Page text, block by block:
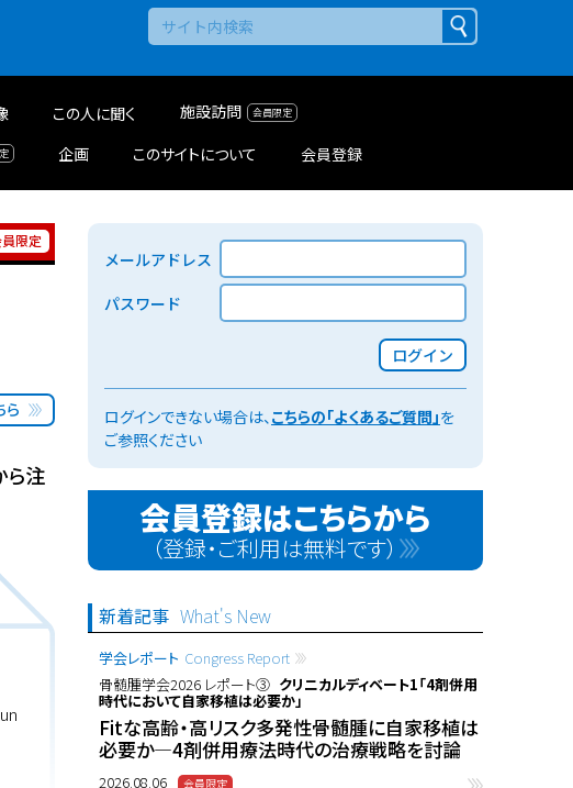
この人に聞く
施設訪問
企画 このサイトについて 会員登録
ら
ら注
メールアドレス
パスワード
ログイン
ログインできない場合は、こちらの「よくあるご質問」を
ご参照ください
会員登録はこちらから
（登録・ご利用は無料です）
新着記事 What's New
学会レポート Congress Report
骨髄腫学会2026 レポート③ クリニカルディベート1「4剤併用
時代において自家移植は必要か」
Fitな高齢・高リスク多発性骨髄腫に自家移植は
必要か―4剤併用療法時代の治療戦略を討論
2026.08.06